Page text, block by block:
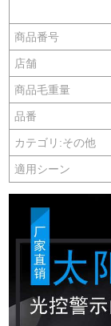
商品番号
店舗
商品毛重量
品番
カテゴリ:その他
適用シーン